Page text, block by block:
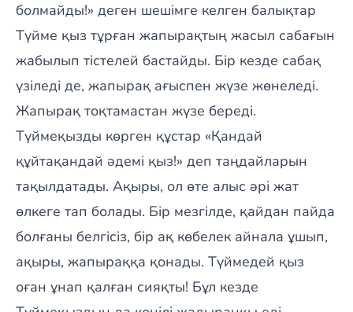
болмайды!» деген шешімге келген балықтар
Түйме қыз тұрған жапырақтың жасыл сабағын
жабылып тістелей бастайды. Бір кезде сабақ
үзіледі де, жапырақ ағыспен жүзе жөнеледі.
Жапырақ тоқтамастан жүзе береді.
Түймеқызды көрген құстар «Қандай
құйтақандай әдемі қыз!» деп таңдайларын
тақылдатады. Ақыры, ол өте алыс әрі жат
өлкеге тап болады. Бір мезгілде, қайдан пайда
болғаны белгісіз, бір ақ көбелек айнала ұшып,
ақыры, жапыраққа қонады. Түймедей қыз
оған ұнап қалған сияқты! Бұл кезде